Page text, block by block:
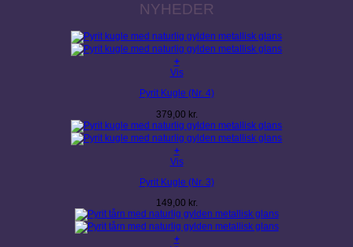
NYHEDER
+
Vis
Pyrit Kugle (Nr. 4)
379,00 kr.
+
Vis
Pyrit Kugle (Nr. 3)
149,00 kr.
+